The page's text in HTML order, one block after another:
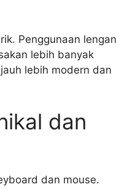
Penggunaan lengan
lebih banyak
lebih modern dan
dan
dan mouse.